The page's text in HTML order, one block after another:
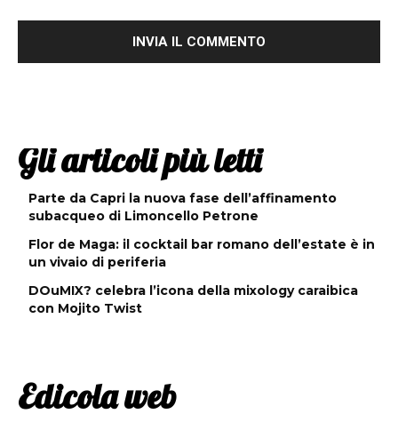
Gli articoli più letti
Parte da Capri la nuova fase dell’affinamento
subacqueo di Limoncello Petrone
Flor de Maga: il cocktail bar romano dell’estate è in
un vivaio di periferia
DOuMIX? celebra l’icona della mixology caraibica
con Mojito Twist
Edicola web